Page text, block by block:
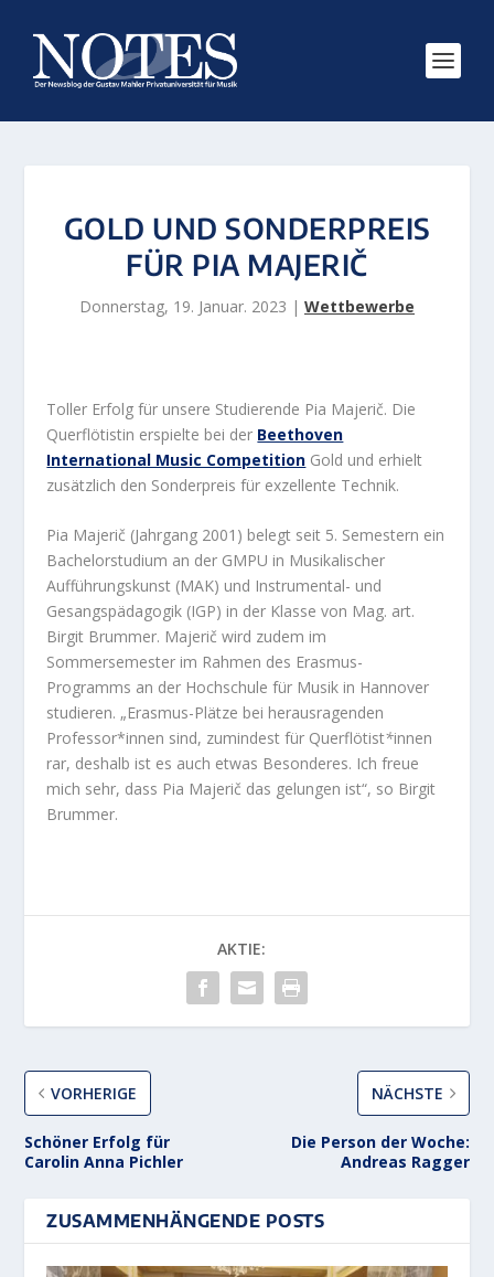
GOLD UND SONDERPREIS
FÜR PIA MAJERIČ
Donnerstag, 19. Januar. 2023 | Wettbewerbe
Toller Erfolg für unsere Studierende Pia Majerič. Die
Querflötistin erspielte bei der Beethoven
International Music Competition Gold und erhielt
zusätzlich den Sonderpreis für exzellente Technik.
Pia Majerič (Jahrgang 2001) belegt seit 5. Semestern ein
Bachelorstudium an der GMPU in Musikalischer
Aufführungskunst (MAK) und Instrumental- und
Gesangspädagogik (IGP) in der Klasse von Mag. art.
Birgit Brummer. Majerič wird zudem im
Sommersemester im Rahmen des Erasmus-
Programms an der Hochschule für Musik in Hannover
studieren. „Erasmus-Plätze bei herausragenden
Professor*innen sind, zumindest für Querflötist*innen
rar, deshalb ist es auch etwas Besonderes. Ich freue
mich sehr, dass Pia Majerič das gelungen ist“, so Birgit
Brummer.
AKTIE:
VORHERIGE
Schöner Erfolg für
Carolin Anna Pichler
NÄCHSTE
Die Person der Woche:
Andreas Ragger
ZUSAMMENHÄNGENDE POSTS